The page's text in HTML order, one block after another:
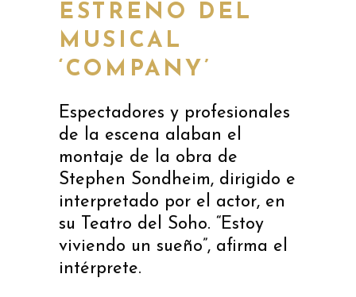
ESTRENO DEL
MUSICAL
‘COMPANY’
Espectadores y profesionales
de la escena alaban el
montaje de la obra de
Stephen Sondheim, dirigido e
interpretado por el actor, en
su Teatro del Soho. “Estoy
viviendo un sueño”, afirma el
intérprete.